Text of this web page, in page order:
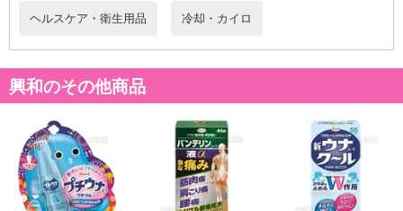
ヘルスケア・衛生用品 冷却・カイロ
興和のその他商品